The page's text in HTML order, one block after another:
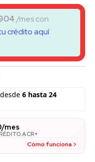
/mes con
crédito aquí
mes
ACR+
Cómo funciona